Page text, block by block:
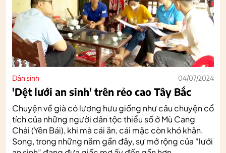
Dân sinh 04/07/2024
'Dệt lưới an sinh' trên rẻo cao Tây Bắc
Chuyện về già có lương hưu giống như câu chuyện cổ
tích của những người dân tộc thiểu số ở Mù Cang
Chải (Yên Bái), khi mà cái ăn, cái mặc còn khó khăn.
Song, trong những năm gần đây, sự mở rộng của “lưới